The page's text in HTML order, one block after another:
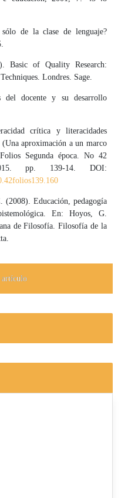
de la clase de lenguaje?
Basic of Quality Research:
Londres. Sage.
del docente y su desarrollo
crítica y literacidades
(Una aproximación a un marco
Segunda época. No 42
pp. 139-14. DOI:
(2008). Educación, pedagogía
En: Hoyos, G.
de Filosofía. Filosofía de la